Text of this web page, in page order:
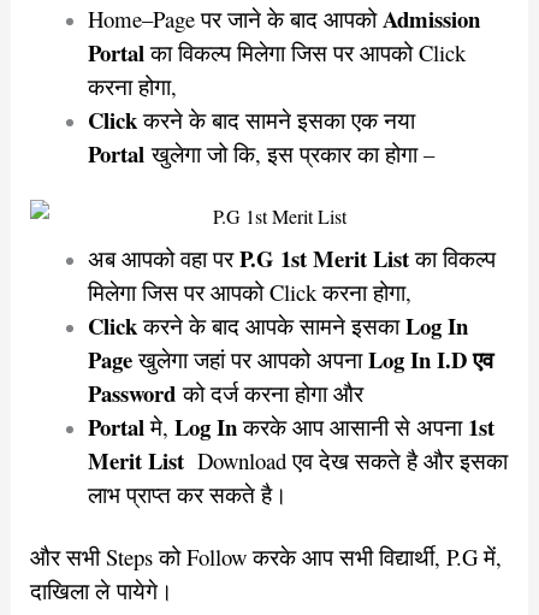
Home–Page पर जाने के बाद आपकोAdmission
Portalका विकल्प मिलेगा जिस पर आपको Click
करना होगा,
Clickकरने के बाद सामने इसका एक नया
Portal खुलेगा जो कि, इस प्रकार का होगा –
अब आपको वहा परP.G 1st Merit Listका विकल्प
मिलेगा जिस पर आपको Click करना होगा,
Clickकरने के बाद आपके सामने इसकाLog In
Pageखुलेगा जहां पर आपको अपनाLog InI.D एव
Passwordको दर्ज करना होगा और
Portalमे, Log Inकरके आप आसानी से अपना 1st
Merit List Download एव देख सकते है और इसका
लाभ प्राप्त कर सकते है।
और सभी Steps को Follow करके आप सभी विद्यार्थी, P.G में,
दाखिला ले पायेगे।